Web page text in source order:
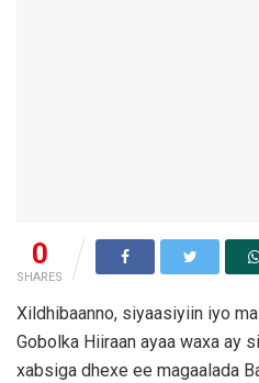
0
SHARES
Xildhibaanno, siyaasiyiin iyo
Gobolka Hiiraan ayaa waxa ay
xabsiga dhexe ee magaalada